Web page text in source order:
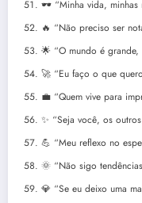
🕶️ “Minha vida, minhas
🔥 “Não preciso ser
🌟 “O mundo é
🚀 “Eu faço o que
💼 “Quem vive para
✨ “Seja você, os
💪 “Meu reflexo no
🌞 “Não sigo
💎 “Se eu deixo uma